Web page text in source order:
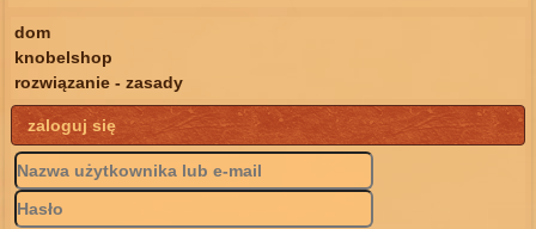
dom
knobelshop
rozwiązanie - zasady
zaloguj się